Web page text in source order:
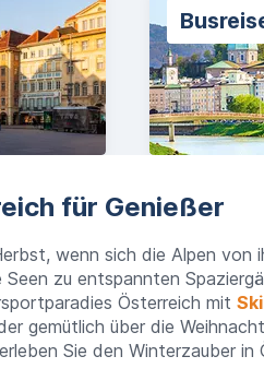
für Genießer
wenn sich die Alpen von
zu entspannten
Österreich mit
gemütlich über die
erleben Sie den Winterzauber in